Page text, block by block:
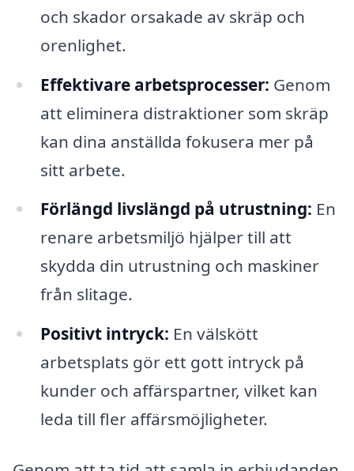
och skador orsakade av skräp och
orenlighet.
Effektivare arbetsprocesser: Genom
att eliminera distraktioner som skräp
kan dina anställda fokusera mer på
sitt arbete.
Förlängd livslängd på utrustning: En
renare arbetsmiljö hjälper till att
skydda din utrustning och maskiner
från slitage.
Positivt intryck: En välskött
arbetsplats gör ett gott intryck på
kunder och affärspartner, vilket kan
leda till fler affärsmöjligheter.